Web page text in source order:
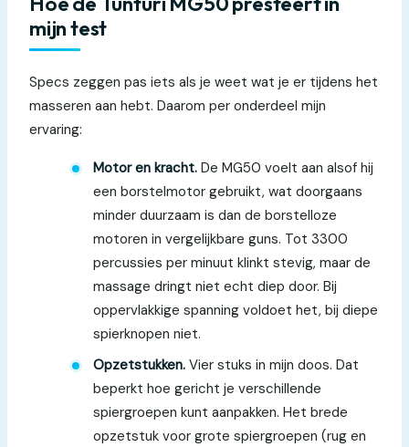
mijn test
Specs zeggen pas iets als je weet wat je er tijdens het
masseren aan hebt. Daarom per onderdeel mijn
ervaring:
Motor en kracht. De MG50 voelt aan alsof hij
een borstelmotor gebruikt, wat doorgaans
minder duurzaam is dan de borstelloze
motoren in vergelijkbare guns. Tot 3300
percussies per minuut klinkt stevig, maar de
massage dringt niet echt diep door. Bij
oppervlakkige spanning voldoet het, bij diepe
spierknopen niet.
Opzetstukken. Vier stuks in mijn doos. Dat
beperkt hoe gericht je verschillende
spiergroepen kunt aanpakken. Het brede
opzetstuk voor grote spiergroepen (rug en